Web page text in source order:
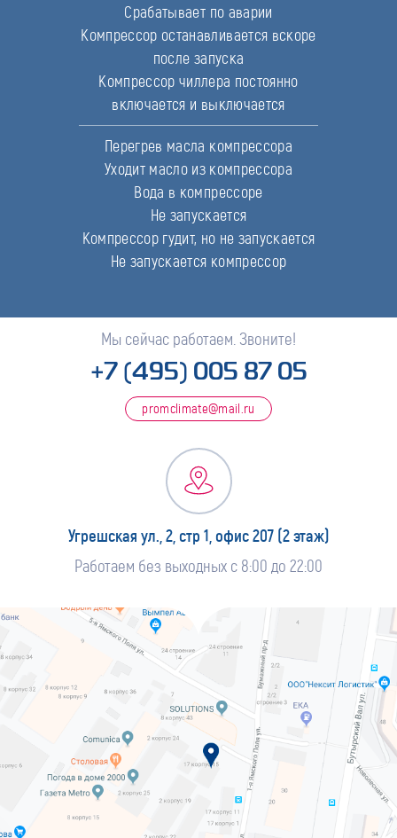
Срабатывает по аварии
Компрессор останавливается вскоре
после запуска
Компрессор чиллера постоянно
включается и выключается
Перегрев масла компрессора
Уходит масло из компрессора
Вода в компрессоре
Не запускается
Компрессор гудит, но не запускается
Не запускается компрессор
Мы сейчас работаем. Звоните!
+7 (495) 005 87 05
promclimate@mail.ru
Угрешская ул., 2, стр 1, офис 207 (2 этаж)
Работаем без выходных с 8:00 до 22:00